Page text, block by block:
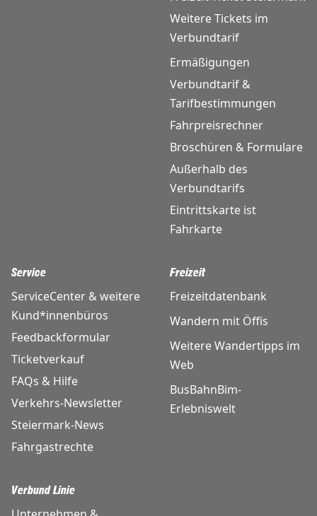
Weitere Tickets im
Verbundtarif
Ermäßigungen
Verbundtarif &
Tarifbestimmungen
Fahrpreisrechner
Broschüren & Formulare
Außerhalb des
Verbundtarifs
Eintrittskarte ist
Fahrkarte
Service
ServiceCenter & weitere
Kund*innenbüros
Feedbackformular
Ticketverkauf
FAQs & Hilfe
Verkehrs-Newsletter
Steiermark-News
Fahrgastrechte
Freizeit
Freizeitdatenbank
Wandern mit Öffis
Weitere Wandertipps im
Web
BusBahnBim-
Erlebniswelt
Verbund Linie